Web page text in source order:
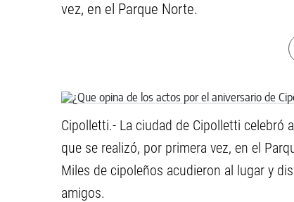
vez, en el Parque Norte.
Cipolletti.- La ciudad de Cipolletti celebró
que se realizó, por primera vez, en el
Miles de cipoleños acudieron al lugar y
amigos.